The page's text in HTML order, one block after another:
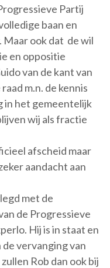
Partij
baan en
ook dat de wil
en oppositie
van de kant van
m.n. de kennis
in het gemeentelijk
wij als fractie
afscheid maar
aandacht aan
met de
de Progressieve
Hij is in staat en
vervanging van
Rob dan ook bij